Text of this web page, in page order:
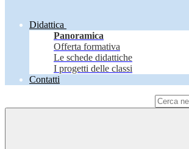
Didattica
Panoramica
Offerta formativa
Le schede didattiche
I progetti delle classi
Contatti